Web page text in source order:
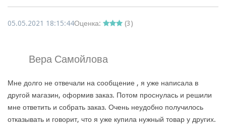
05.05.2021 18:15:44Оценка: (3)
Вера Самойлова
Мне долго не отвечали на сообщение , я уже написала в
другой магазин, оформив заказ. Потом проснулась и решили
мне ответить и собрать заказ. Очень неудобно получилось
отказывать и говорит, что я уже купила нужный товар у других.